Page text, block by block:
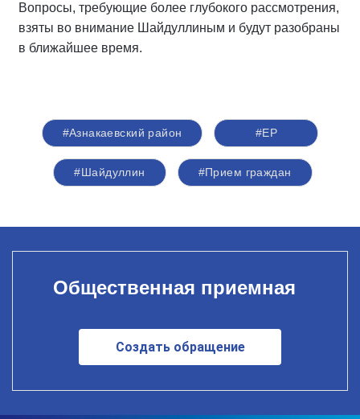
Вопросы, требующие более глубокого рассмотрения,
взяты во внимание Шайдуллиным и будут разобраны
в ближайшее время.
#Азнакаевский район #ЕР
#Шайдуллин #Прием граждан
Общественная приемная
Создать обращение